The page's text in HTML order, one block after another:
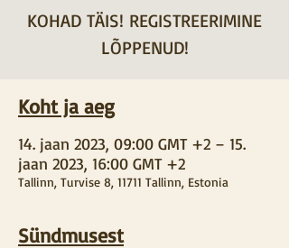
KOHAD TÄIS! REGISTREERIMINE
LÕPPENUD!
Koht ja aeg
14. jaan 2023, 09:00 GMT +2 – 15.
jaan 2023, 16:00 GMT +2
Tallinn, Turvise 8, 11711 Tallinn, Estonia
Sündmusest